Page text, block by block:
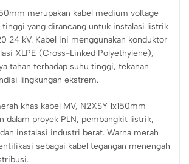
merupakan kabel medium voltage
yang dirancang untuk instalasi listrik
24 kV. Kabel ini menggunakan konduktor
XLPE (Cross-Linked Polyethylene),
tahan terhadap suhu tinggi, tekanan
lingkungan ekstrem.
khas kabel MV, N2XSY 1x150mm
dalam proyek PLN, pembangkit listrik,
instalasi industri berat. Warna merah
sebagai kabel tegangan menengah